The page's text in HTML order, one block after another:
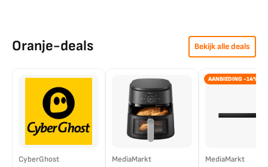
Oranje-deals Bekijk alle deals
CyberGhost MediaMarkt
AANBIEDING -14%
MediaMarkt